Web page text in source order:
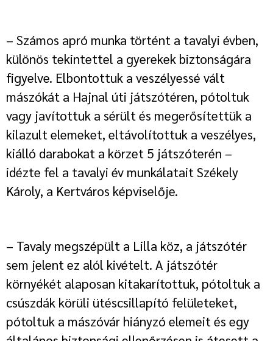
– Számos apró munka történt a tavalyi évben,
különös tekintettel a gyerekek biztonságára
figyelve. Elbontottuk a veszélyessé vált
mászókát a Hajnal úti játszótéren, pótoltuk
vagy javítottuk a sérült és megerősítettük a
kilazult elemeket, eltávolítottuk a veszélyes,
kiálló darabokat a körzet 5 játszóterén –
idézte fel a tavalyi év munkálatait Székely
Károly, a Kertváros képviselője.
– Tavaly megszépült a Lilla köz, a játszótér
sem jelent ez alól kivételt. A játszótér
környékét alaposan kitakarítottuk, pótoltuk a
csúszdák körüli ütéscsillapító felületeket,
pótoltuk a mászóvár hiányzó elemeit és egy